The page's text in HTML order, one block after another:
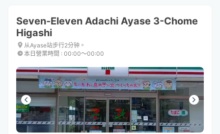
keyboard
shortcuts
for
changing
keyboard
for
changing
Seven-Eleven Adachi Ayase 3-Chome
Higashi
从Ayase站步行2分钟。
本日營業時間 : 00:00〜00:00